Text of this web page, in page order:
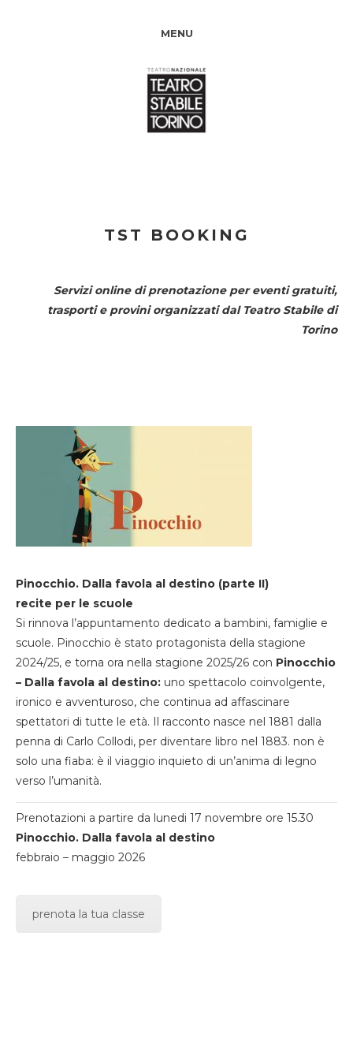
MENU
TST BOOKING
Servizi online di prenotazione per eventi gratuiti,
trasporti e provini organizzati dal Teatro Stabile di
Torino
Pinocchio. Dalla favola al destino (parte II)
recite per le scuole
Si rinnova l’appuntamento dedicato a bambini, famiglie e
scuole. Pinocchio è stato protagonista della stagione
2024/25, e torna ora nella stagione 2025/26 con Pinocchio
– Dalla favola al destino: uno spettacolo coinvolgente,
ironico e avventuroso, che continua ad affascinare
spettatori di tutte le età. Il racconto nasce nel 1881 dalla
penna di Carlo Collodi, per diventare libro nel 1883. non è
solo una fiaba: è il viaggio inquieto di un’anima di legno
verso l’umanità.
Prenotazioni a partire da lunedi 17 novembre ore 15.30
Pinocchio. Dalla favola al destino
febbraio – maggio 2026
prenota la tua classe